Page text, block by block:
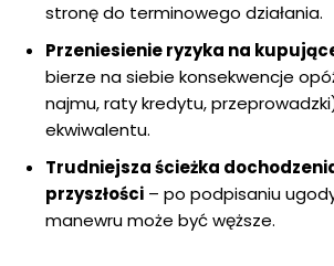
stronę do terminowego działania.
Przeniesienie ryzyka na
bierze na siebie konsekwencje
najmu, raty kredytu,
ekwiwalentu.
Trudniejsza ścieżka
przyszłości – po podpisaniu
manewru może być węższe.